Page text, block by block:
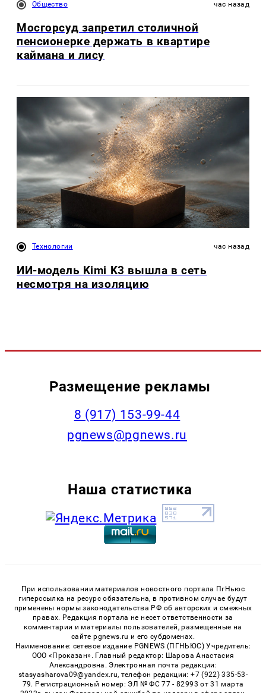
Общество час назад
Мосгорсуд запретил столичной
пенсионерке держать в квартире
каймана и лису
Технологии час назад
ИИ-модель Kimi K3 вышла в сеть
несмотря на изоляцию
Размещение рекламы
‭8 (917) 153-99-44
pgnews@pgnews.ru
Наша статистика
При использовании материалов новостного портала ПгНьюс
гиперссылка на ресурс обязательна, в противном случае будут
применены нормы законодательства РФ об авторских и смежных
правах. Редакция портала не несет ответственности за
комментарии и материалы пользователей, размещенные на
сайте pgnews.ru и его субдоменах.
Наименование: сетевое издание PGNEWS (ПГНЬЮС) Учредитель:
ООО «Проказан». Главный редактор: Шарова Анастасия
Александровна. Электронная почта редакции:
stasyasharova09@yandex.ru, телефон редакции: +7 (922) 335-53-
79. Регистрационный номер: ЭЛ № ФС 77 - 82993 от 31 марта